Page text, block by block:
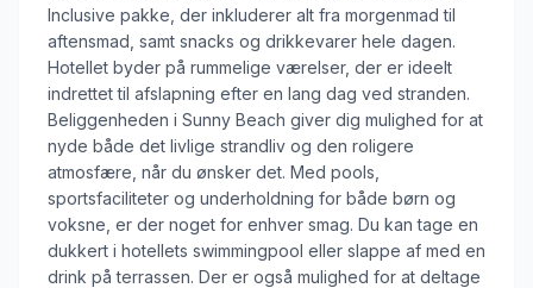
Inclusive pakke, der inkluderer alt fra morgenmad til
aftensmad, samt snacks og drikkevarer hele dagen.
Hotellet byder på rummelige værelser, der er ideelt
indrettet til afslapning efter en lang dag ved stranden.
Beliggenheden i Sunny Beach giver dig mulighed for at
nyde både det livlige strandliv og den roligere
atmosfære, når du ønsker det. Med pools,
sportsfaciliteter og underholdning for både børn og
voksne, er der noget for enhver smag. Du kan tage en
dukkert i hotellets swimmingpool eller slappe af med en
drink på terrassen. Der er også mulighed for at deltage